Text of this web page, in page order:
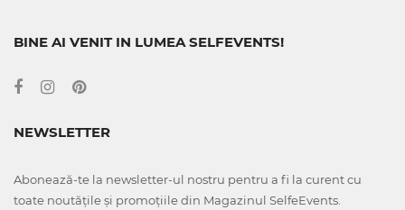
BINE AI VENIT IN LUMEA SELFEVENTS!
NEWSLETTER
Abonează-te la newsletter-ul nostru pentru a fi la curent cu
toate noutățile și promoțiile din Magazinul SelfeEvents.